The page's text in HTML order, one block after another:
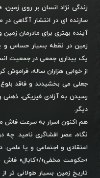
زندگی نژاد انسان بر روی
سازنده ای در انتشار آگاهی در
آینده بهتری برای مادرمان
زمین در نقطه بسیار حساس و
یک بیداری جمعی در جمعیت
از خوابی هزاران ساله، فراموش
جعلی می بخشیدند و فاقد
رسیدن به آزادی فیزیکی،
دیگر.
هم اکنون اسرار به سرعت فاش
نگاه، عصر افشاگری نامید.
اعتقادی و اجتماعی و یا
«حکومت مخفی»/«کابال»
تاریخ زمین بسیار طولانی